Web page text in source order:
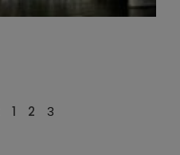
1 2 3